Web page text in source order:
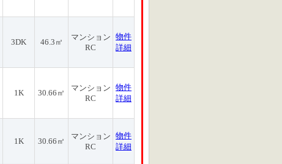
3DK 46.3㎡
マンション
RC
物件
詳細
1K 30.66㎡
マンション
RC
物件
詳細
1K 30.66㎡
マンション
RC
物件
詳細